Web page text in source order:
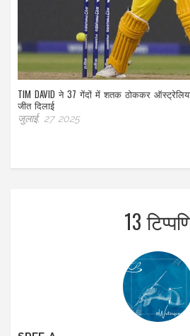
TIM DAVID ने 37 गेंदों में शतक ठोककर
जीत दिलाई
जुलाई, 27 2025
13